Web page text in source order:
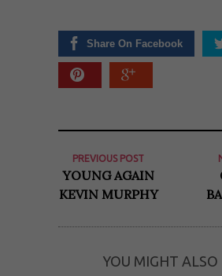
Share On Facebook
PREVIOUS POST
YOUNG AGAIN
KEVIN MURPHY
YOU MIGHT ALSO
web.